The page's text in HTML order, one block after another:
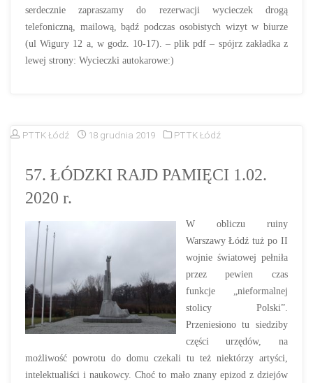
serdecznie zapraszamy do rezerwacji wycieczek drogą
telefoniczną, mailową, bądź podczas osobistych wizyt w biurze
(ul Wigury 12 a, w godz. 10-17). – plik pdf – spójrz zakładka z
lewej strony: Wycieczki autokarowe:)
PTTK Łódź 18 grudnia 2019 PTTK Łódź
57. ŁÓDZKI RAJD PAMIĘCI 1.02.
2020 r.
W obliczu ruiny
Warszawy Łódź tuż po II
wojnie światowej pełniła
przez pewien czas
funkcje „nieformalnej
stolicy Polski”.
Przeniesiono tu siedziby
części urzędów, na
możliwość powrotu do domu czekali tu też niektórzy artyści,
intelektualiści i naukowcy. Choć to mało znany epizod z dziejów